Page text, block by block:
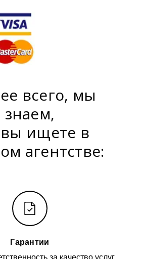
всего, мы
знаем,
ищете в
агентстве:
Гарантии